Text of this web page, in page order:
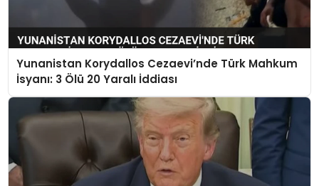
Yunanistan Korydallos Cezaevi’nde Türk Mahkum
İsyanı: 3 Ölü 20 Yaralı İddiası